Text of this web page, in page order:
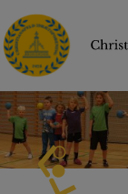
til
indholdet